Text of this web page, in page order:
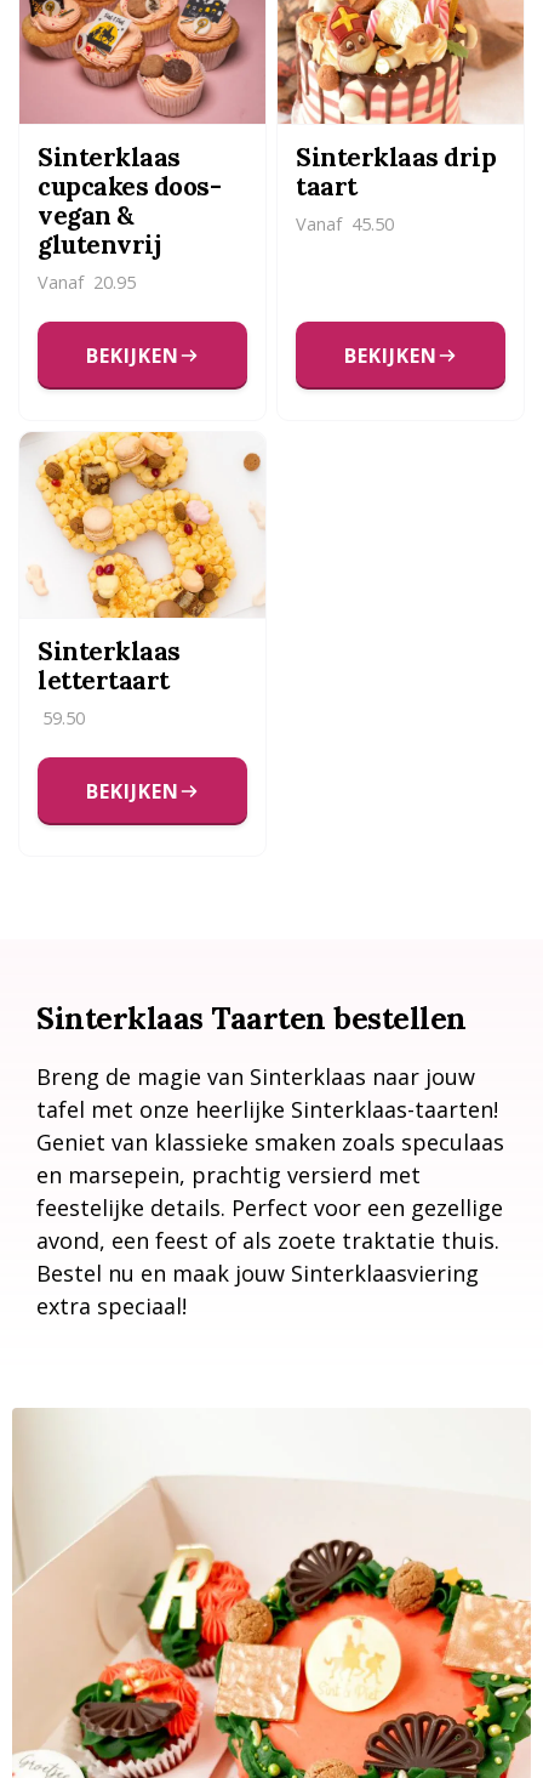
Sinterklaas
cupcakes doos-
vegan &
glutenvrij
Vanaf 20.95
BEKIJKEN
Sinterklaas drip
taart
Vanaf 45.50
BEKIJKEN
Sinterklaas
lettertaart
59.50
BEKIJKEN
Sinterklaas Taarten bestellen
Breng de magie van Sinterklaas naar jouw
tafel met onze heerlijke Sinterklaas-taarten!
Geniet van klassieke smaken zoals speculaas
en marsepein, prachtig versierd met
feestelijke details. Perfect voor een gezellige
avond, een feest of als zoete traktatie thuis.
Bestel nu en maak jouw Sinterklaasviering
extra speciaal!